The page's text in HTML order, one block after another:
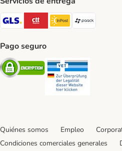
GLS Shipping Method
CTTExpress Shipping
InPostpaack
Pago seguro
Security
Quiénes somos Empleo
Condiciones comerciales generales